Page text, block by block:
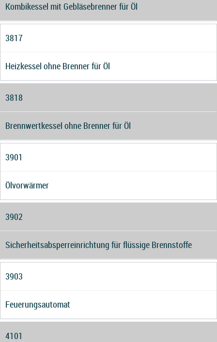
Kombikessel mit Gebläsebrenner für Öl
3817
Heizkessel ohne Brenner für Öl
3818
Brennwertkessel ohne Brenner für Öl
3901
Ölvorwärmer
3902
Sicherheitsabsperreinrichtung für flüssige Brennstoffe
3903
Feuerungsautomat
4101